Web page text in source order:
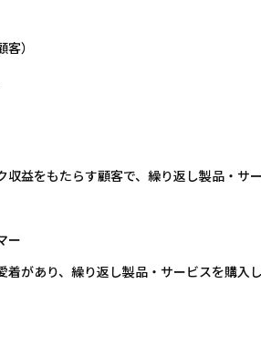
）
収益をもたらす顧客で、繰り返し製品・サ
ー
着があり、繰り返し製品・サービスを購